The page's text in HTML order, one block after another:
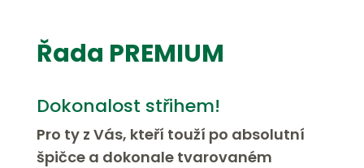
Řada PREMIUM
Dokonalost střihem!
Pro ty z Vás, kteří touží po absolutní
špičce a dokonale tvarovaném